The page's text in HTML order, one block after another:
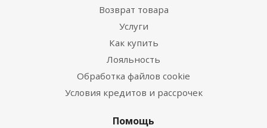
Возврат товара
Услуги
Как купить
Лояльность
Обработка файлов cookie
Условия кредитов и рассрочек
Помощь